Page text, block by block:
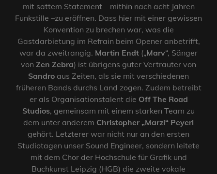
mit sattem Statement – mithin nach acht Jahren
Funkstille –zu eröffnen. Dass hier mit einer gewissen
Konvention zu brechen war, was die
Gastdarbietung im Refrain beim Opener anbetrifft,
war da zweitrangig. Martin Endt („Marv“, Sänger
von Zen Zebra) ist übrigens guter Vertrauter von
Sandro aus Zeiten, als sie mit verschiedenen
früheren Bands durchs Land zogen. Zudem betreibt
er als Organisationstalent die Off The Road
Studios, gemeinsam mit einem starken Team zu
dem unter anderem Christopher „Marzi“ Peyerl
gehört. Letzterer war nicht nur an den ersten
Studiotagen unser Sound Engineer, sondern leitete
mit dem Chor der Hochschule für Grafik und
Buchkunst Leipzig (HGB) die zweite vokale